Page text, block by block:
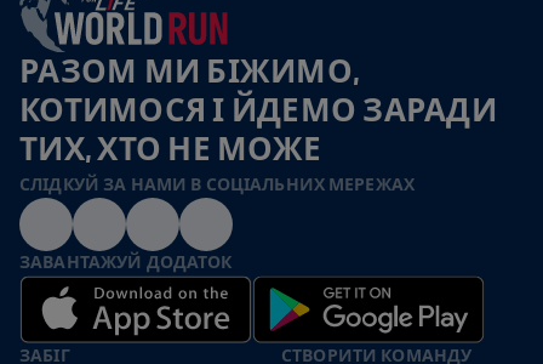
РАЗОМ МИ БІЖИМО,
КОТИМОСЯ І ЙДЕМО ЗАРАДИ
ТИХ, ХТО НЕ МОЖЕ
СЛІДКУЙ ЗА НАМИ В СОЦІАЛЬНИХ МЕРЕЖАХ
ЗАВАНТАЖУЙ ДОДАТОК
ЗАБІГ СТВОРИТИ КОМАНДУ